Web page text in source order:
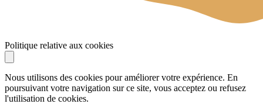
Politique relative aux cookies
Nous utilisons des cookies pour améliorer votre expérience. En
poursuivant votre navigation sur ce site, vous acceptez ou refusez
l'utilisation de cookies.